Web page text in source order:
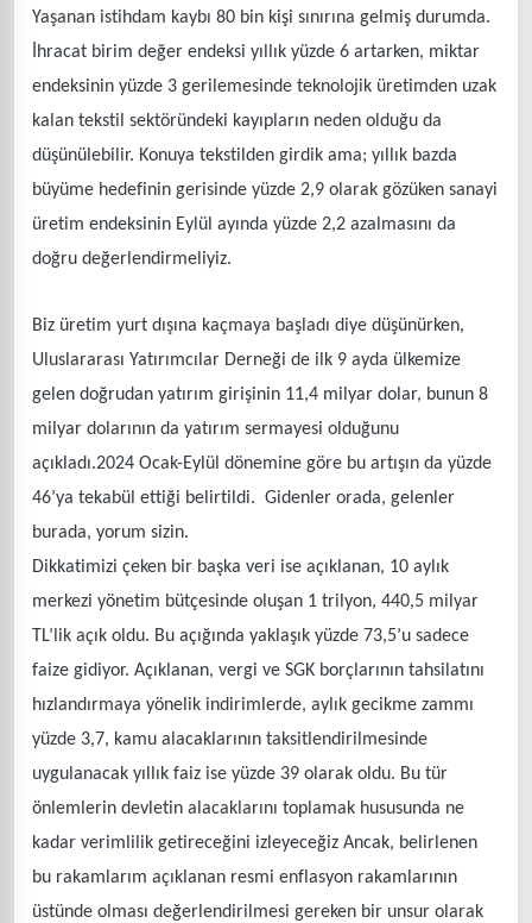
Yaşanan istihdam kaybı 80 bin kişi sınırına gelmiş durumda.
İhracat birim değer endeksi yıllık yüzde 6 artarken, miktar
endeksinin yüzde 3 gerilemesinde teknolojik üretimden uzak
kalan tekstil sektöründeki kayıpların neden olduğu da
düşünülebilir. Konuya tekstilden girdik ama; yıllık bazda
büyüme hedefinin gerisinde yüzde 2,9 olarak gözüken sanayi
üretim endeksinin Eylül ayında yüzde 2,2 azalmasını da
doğru değerlendirmeliyiz.
Biz üretim yurt dışına kaçmaya başladı diye düşünürken,
Uluslararası Yatırımcılar Derneği de ilk 9 ayda ülkemize
gelen doğrudan yatırım girişinin 11,4 milyar dolar, bunun 8
milyar dolarının da yatırım sermayesi olduğunu
açıkladı.2024 Ocak-Eylül dönemine göre bu artışın da yüzde
46’ya tekabül ettiği belirtildi. Gidenler orada, gelenler
burada, yorum sizin.
Dikkatimizi çeken bir başka veri ise açıklanan, 10 aylık
merkezi yönetim bütçesinde oluşan 1 trilyon, 440,5 milyar
TL’lik açık oldu. Bu açığında yaklaşık yüzde 73,5’u sadece
faize gidiyor. Açıklanan, vergi ve SGK borçlarının tahsilatını
hızlandırmaya yönelik indirimlerde, aylık gecikme zammı
yüzde 3,7, kamu alacaklarının taksitlendirilmesinde
uygulanacak yıllık faiz ise yüzde 39 olarak oldu. Bu tür
önlemlerin devletin alacaklarını toplamak hususunda ne
kadar verimlilik getireceğini izleyeceğiz Ancak, belirlenen
bu rakamlarım açıklanan resmi enflasyon rakamlarının
üstünde olması değerlendirilmesi gereken bir unsur olarak